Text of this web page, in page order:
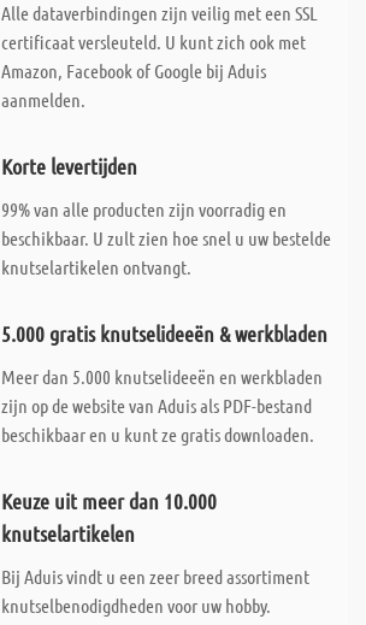
Alle dataverbindingen zijn veilig met een SSL
certificaat versleuteld. U kunt zich ook met
Amazon, Facebook of Google bij Aduis
aanmelden.
Korte levertijden
99% van alle producten zijn voorradig en
beschikbaar. U zult zien hoe snel u uw bestelde
knutselartikelen ontvangt.
5.000 gratis knutselideeën & werkbladen
Meer dan 5.000 knutselideeën en werkbladen
zijn op de website van Aduis als PDF-bestand
beschikbaar en u kunt ze gratis downloaden.
Keuze uit meer dan 10.000
knutselartikelen
Bij Aduis vindt u een zeer breed assortiment
knutselbenodigdheden voor uw hobby.